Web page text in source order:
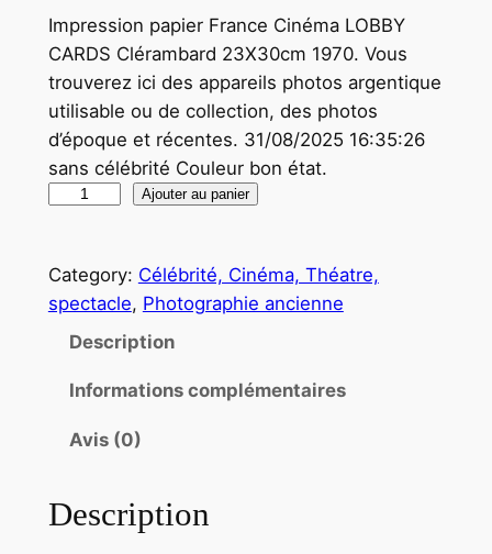
Impression papier France Cinéma LOBBY
CARDS Clérambard 23X30cm 1970. Vous
trouverez ici des appareils photos argentique
utilisable ou de collection, des photos
d’époque et récentes. 31/08/2025 16:35:26
sans célébrité Couleur bon état.
n
t
H
Ajouter au panier
Category: Célébrité, Cinéma, Théatre,
spectacle, Photographie ancienne
Description
Informations complémentaires
Avis (0)
Description